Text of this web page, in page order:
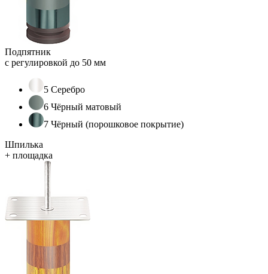
Подпятник
с регулировкой до 50 мм
5 Серебро
6 Чёрный матовый
7 Чёрный (порошковое покрытие)
Шпилька
+ площадка